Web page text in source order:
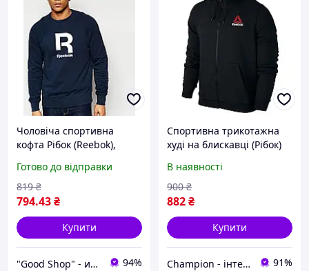
Чоловіча спортивна
кофта Рібок (Reebok),
світшот синього кольору,
XS
Готово до відправки
794.43₴
819 ₴
Купити
"Good Shop" - интернет-магазин спортивной обуви одежды и аксессуаров. 94%
Спортивна трикотажна
худі на блискавці (Рібок)
В наявності
882₴
900 ₴
Купити
Champion - інтернет магазин спортивного одягу та взуття. 91%